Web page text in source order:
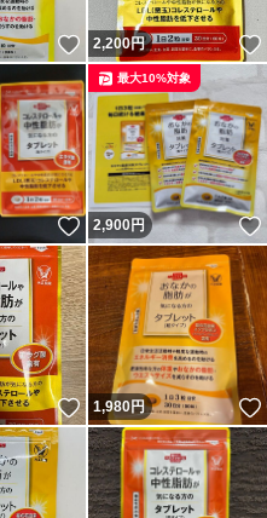
いいね！
2,200円
いいね！
2,900円
最大10%対象
いいね！
1,980円